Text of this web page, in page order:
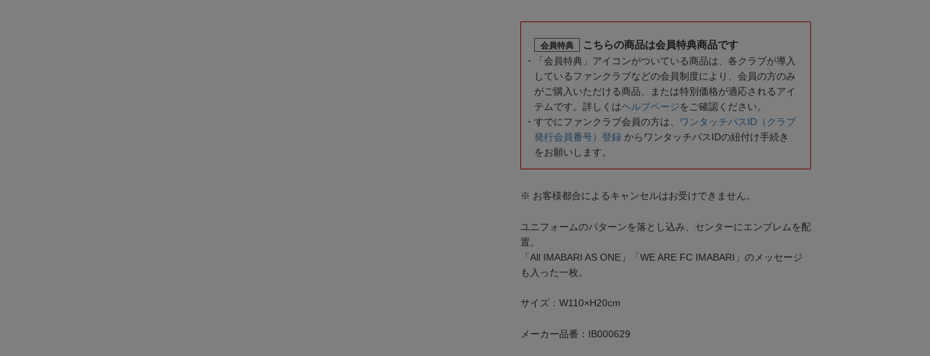
会員特典 こちらの商品は会員特典商品です
「会員特典」アイコンがついている商品は、各クラブが導入
しているファンクラブなどの会員制度により、会員の方のみ
がご購入いただける商品、または特別価格が適応されるアイ
テムです。詳しくはヘルプページをご確認ください。
すでにファンクラブ会員の方は、
ワンタッチパスID（クラブ
発行会員番号）登録 からワンタッチパスIDの紐付け手続き
をお願いします。
※ お客様都合によるキャンセルはお受けできません。
ユニフォームのパターンを落とし込み、センターにエンブレムを配
置。
「All IMABARI AS ONE」「WE ARE FC IMABARI」のメッセージ
も入った一枚。
サイズ：W110×H20cm
メーカー品番：IB000629